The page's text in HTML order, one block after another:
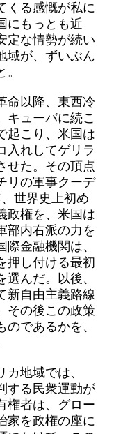
くる感慨が私に
にもっとも近
定な情勢が続い
域が、ずいぶん
命以降、東西冷
キューバに続こ
起こり、米国は
入れしてゲリラ
せた。その頂点
リの軍事クーデ
世界史上初め
政権を、米国は
部内右派の力を
金融機関は、
押し付ける最初
んだ。以後、
新自由主義路線
その後この政策
であるかを、
地域では、
する民衆運動が
権者は、グロー
家を政権の座に